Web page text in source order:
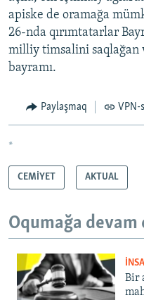
apiske de oramağa
26-nda qırımtatarlar
milliy timsalini
bayramı.
Paylaşmaq VPN-
*
CEMİYET AKTUAL
Oqumağa
Bir